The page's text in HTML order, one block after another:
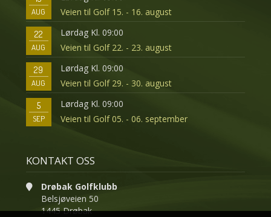
AUG
Veien til Golf 15. - 16. august
22
AUG
Lørdag Kl. 09:00
Veien til Golf 22. - 23. august
29
AUG
Lørdag Kl. 09:00
Veien til Golf 29. - 30. august
5
SEP
Lørdag Kl. 09:00
Veien til Golf 05. - 06. september
KONTAKT OSS
Drøbak Golfklubb
Belsjøveien 50
1445 Drøbak